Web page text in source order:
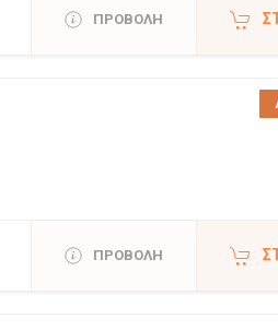
ΠΡΟΒΟΛΗ
ΠΡΟΒΟΛΗ